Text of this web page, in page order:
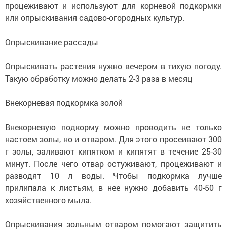
процеживают и используют для корневой подкормки
или опрыскивания садово-огородных культур.
Опрыскивание рассады
Опрыскивать растения нужно вечером в тихую погоду.
Такую обработку можно делать 2-3 раза в месяц
Внекорневая подкормка золой
Внекорневую подкорму можно проводить не только
настоем золы, но и отваром. Для этого просеивают 300
г золы, заливают кипятком и кипятят в течение 25-30
минут. После чего отвар остуживают, процеживают и
разводят 10 л воды. Чтобы подкормка лучше
прилипала к листьям, в нее нужно добавить 40-50 г
хозяйственного мыла.
Опрыскивания зольным отваром помогают защитить